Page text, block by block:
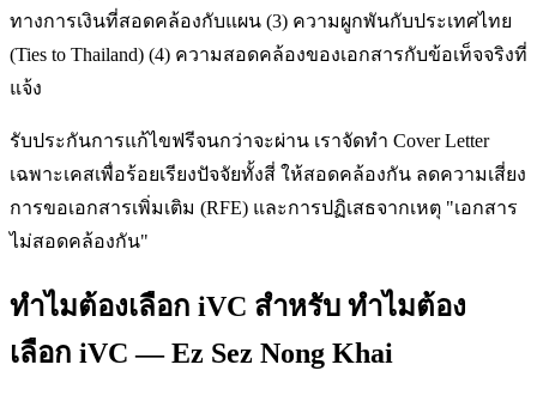
ทางการเงินที่สอดคล้องกับแผน (3) ความผูกพันกับประเทศไทย
(Ties to Thailand) (4) ความสอดคล้องของเอกสารกับข้อเท็จจริงที่
แจ้ง
รับประกันการแก้ไขฟรีจนกว่าจะผ่าน เราจัดทำ Cover Letter
เฉพาะเคสเพื่อร้อยเรียงปัจจัยทั้งสี่ ให้สอดคล้องกัน ลดความเสี่ยง
การขอเอกสารเพิ่มเติม (RFE) และการปฏิเสธจากเหตุ "เอกสาร
ไม่สอดคล้องกัน"
ทำไมต้องเลือก iVC สำหรับ ทำไมต้อง
เลือก iVC — Ez Sez Nong Khai